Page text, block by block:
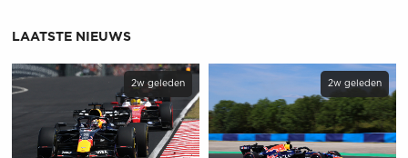
LAATSTE NIEUWS
2w geleden 2w geleden